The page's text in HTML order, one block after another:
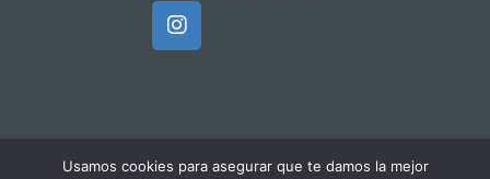
Usamos cookies para asegurar que te damos la mejor